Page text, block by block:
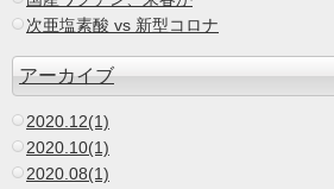
次亜塩素酸 vs 新型コロナ
アーカイブ
2020.12(1)
2020.10(1)
2020.08(1)